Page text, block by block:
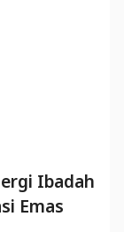
Ibadah
Emas